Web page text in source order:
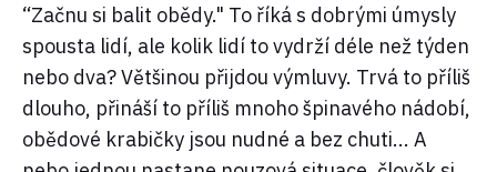
“Začnu si balit obědy." To říká s dobrými úmysly
spousta lidí, ale kolik lidí to vydrží déle než týden
nebo dva? Většinou přijdou výmluvy. Trvá to příliš
dlouho, přináší to příliš mnoho špinavého nádobí,
obědové krabičky jsou nudné a bez chuti... A